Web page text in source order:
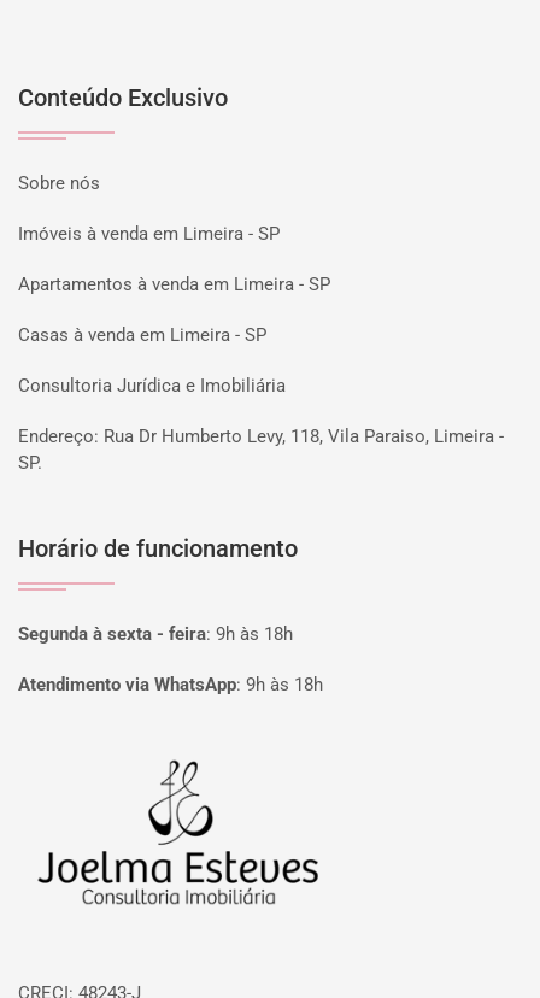
Conteúdo Exclusivo
Sobre nós
Imóveis à venda em Limeira - SP
Apartamentos à venda em Limeira - SP
Casas à venda em Limeira - SP
Consultoria Jurídica e Imobiliária
Endereço: Rua Dr Humberto Levy, 118, Vila Paraiso, Limeira -
SP.
Horário de funcionamento
Segunda à sexta - feira: 9h às 18h
Atendimento via WhatsApp: 9h às 18h
CRECI: 48243-J